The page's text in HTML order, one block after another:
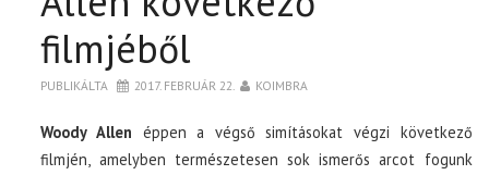
filmjéből
PUBLIKÁLTA 2017. FEBRUÁR 22. KOIMBRA
Woody Allen éppen a végső simításokat végzi következő
filmjén, amelyben természetesen sok ismerős arcot fogunk